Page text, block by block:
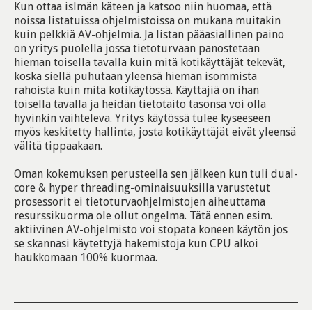
Kun ottaa islmän käteen ja katsoo niin huomaa, että
noissa listatuissa ohjelmistoissa on mukana muitakin
kuin pelkkiä AV-ohjelmia. Ja listan pääasiallinen paino
on yritys puolella jossa tietoturvaan panostetaan
hieman toisella tavalla kuin mitä kotikäyttäjät tekevät,
koska siellä puhutaan yleensä hieman isommista
rahoista kuin mitä kotikäytössä. Käyttäjiä on ihan
toisella tavalla ja heidän tietotaito tasonsa voi olla
hyvinkin vaihteleva. Yritys käytössä tulee kyseeseen
myös keskitetty hallinta, josta kotikäyttäjät eivät yleensä
välitä tippaakaan.
Oman kokemuksen perusteella sen jälkeen kun tuli dual-
core & hyper threading-ominaisuuksilla varustetut
prosessorit ei tietoturvaohjelmistojen aiheuttama
resurssikuorma ole ollut ongelma. Tätä ennen esim.
aktiivinen AV-ohjelmisto voi stopata koneen käytön jos
se skannasi käytettyjä hakemistoja kun CPU alkoi
haukkomaan 100% kuormaa.